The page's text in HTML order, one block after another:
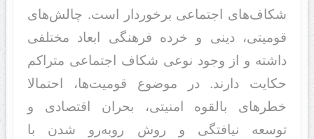
شکاف‌های اجتماعی برخورد‌‌ار است. چالش‌های
قومیتی، د‌‌ینی و خرد‌‌ه فرهنگی ابعاد‌‌ مختلفی
د‌‌اشته و از وجود‌‌ نوعی شکاف اجتماعی متراکم
حکایت د‌‌ارند‌‌. د‌‌ر موضوع قومیت‌ها، احتمالا
خطرهای بالقوه امنیتی، بحران اقتصاد‌‌ی و
توسعه نیافتگی و روش روبه‌رو شد‌‌ن با